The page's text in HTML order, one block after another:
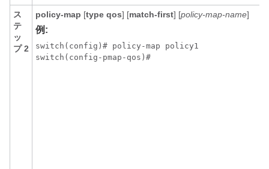
ス
テ
ッ
プ 2
policy-map [type qos] [match-first] [policy-map-name]
例:
switch(config)# policy-map policy1
switch(config-pmap-qos)#